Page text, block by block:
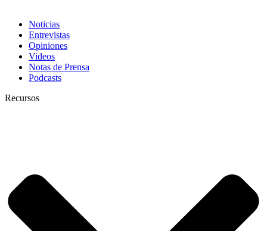
Noticias
Entrevistas
Opiniones
Videos
Notas de Prensa
Podcasts
Recursos